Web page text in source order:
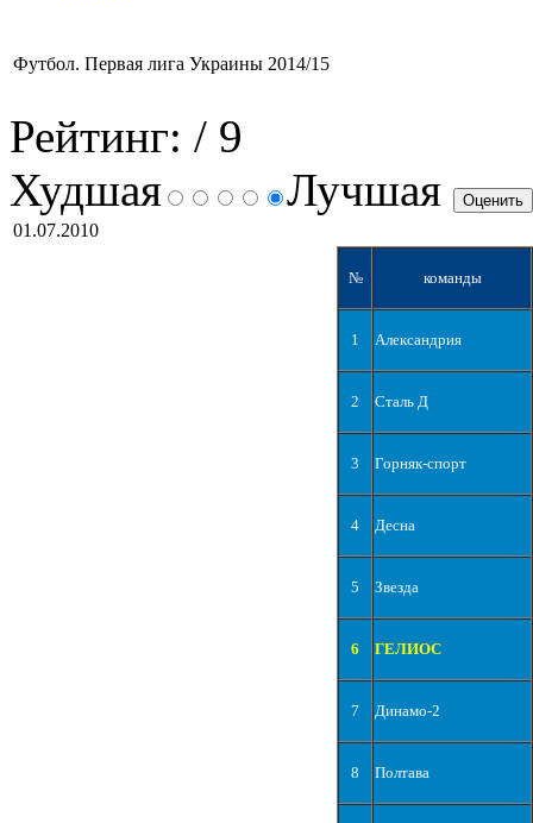
Футбол. Первая лига Украины 2014/15
Рейтинг: / 9
Худшая
Лучшая
01.07.2010
№ команды
1 Александрия
2 Сталь Д
3 Горняк-спорт
4 Десна
5 Звезда
6 ГЕЛИОС
7 Динамо-2
8 Полтава